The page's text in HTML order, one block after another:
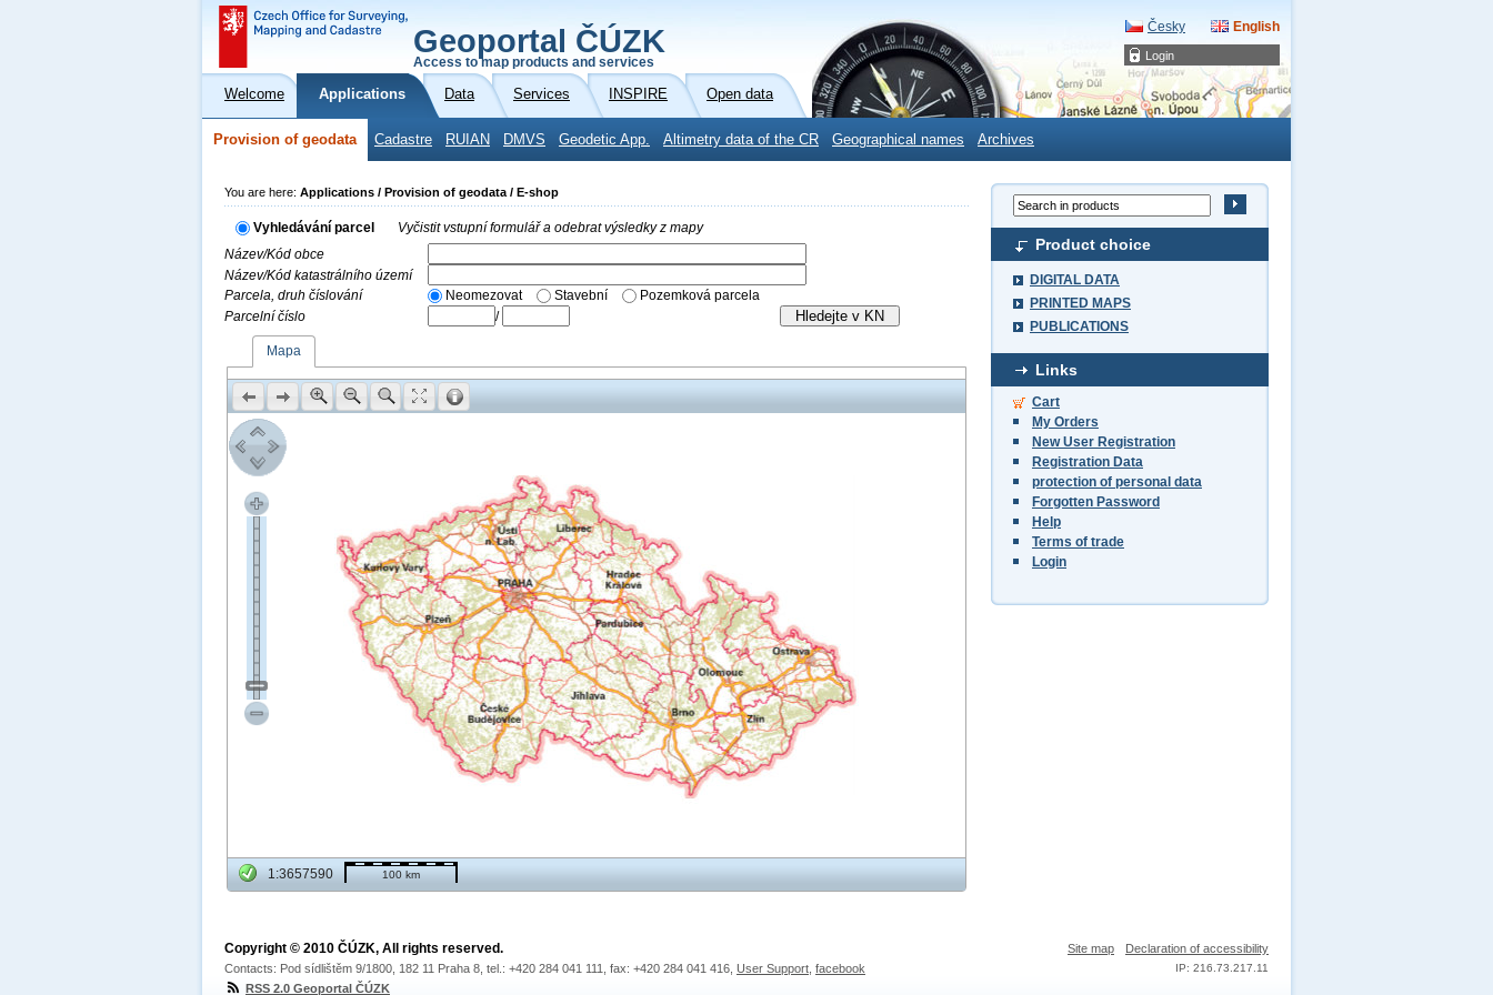
Login
Geoportal ČÚZK
Access to map products and services
Česky English
Welcome Applications Data Services INSPIRE Open data
Provision of geodata Cadastre RUIAN DMVS Geodetic App. Altimetry data of the CR Geographical names Archives
Product choice
DIGITAL DATA
PRINTED MAPS
PUBLICATIONS
Links
Cart
My Orders
New User Registration
Registration Data
protection of personal data
Forgotten Password
Help
Terms of trade
Login
You are here: Applications / Provision of geodata / E-shop
Vyhledávání parcel
Vyčistit vstupní formulář a odebrat výsledky z mapy
Název/Kód obce
Název/Kód katastrálního území
Parcela, druh číslování
Neomezovat Stavební
Pozemková parcela
Parcelní číslo
/
Mapa
1:3657590 100 km
Site map Declaration of accessibility
IP: 216.73.217.11
Copyright © 2010 ČÚZK, All rights reserved.
Contacts: Pod sídlištěm 9/1800, 182 11 Praha 8, tel.: +420 284 041 111, fax: +420 284 041 416, User Support facebook
RSS 2.0 Geoportal ČÚZK